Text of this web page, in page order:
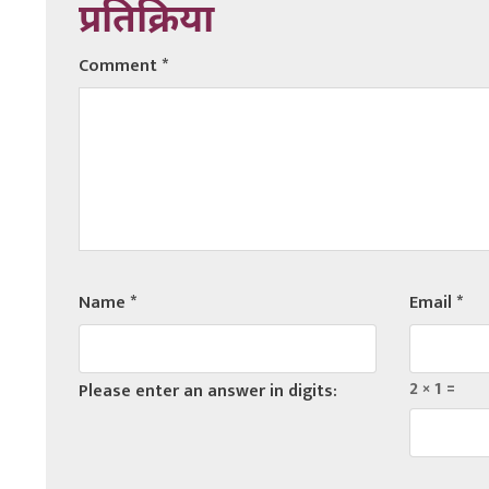
प्रतिक्रिया
Comment*
Name* Email*
Please enter an answer in digits: 2 × 1 =